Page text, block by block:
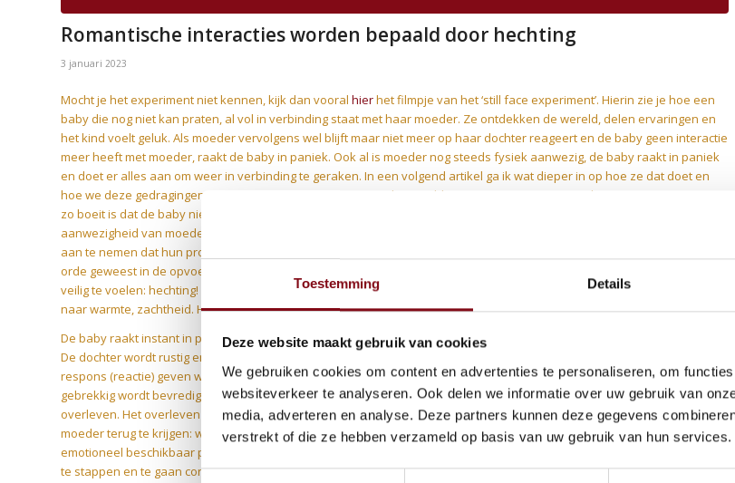
Toestemming Details
Deze website maakt gebruik van cookies
We gebruiken cookies om content en advertenties te personaliseren, om
websiteverkeer te analyseren. Ook delen we informatie over uw gebruik van
media, adverteren en analyse. Deze partners kunnen deze gegevens
verstrekt of die ze hebben verzameld op basis van uw gebruik van hun services.
Romantische interacties worden bepaald door hechting
3 januari 2023
Mocht je het experiment niet kennen, kijk dan vooral hierhet filmpje van het ‘still face experiment’. Hierin zie je hoe een
baby die nog niet kan praten, al vol in verbinding staat met haar moeder. Ze ontdekken de wereld, delen ervaringen en
het kind voelt geluk. Als moeder vervolgens wel blijft maar niet meer op haar dochter reageert en de baby geen interactie
meer heeft met moeder, raakt de baby in paniek. Ook al is moeder nog steeds fysiek aanwezig, de baby raakt in paniek
en doet er alles aan om weer in verbinding te geraken. In een volgend artikel ga ik wat dieper in op hoe ze dat doet en
hoe we deze gedragingen terugzien in volwassen partnerrelatieproblemen. Nu even terug naar het experiment. Wat mij
zo boeit is dat de baby niet gerustgesteld is door de aanwezigheid van moeder, zelfs panikeert ondanks de
aanwezigheid van moeder. Zoveel cliënten vertellen mij dat zij een fijne jeugd hebben gehad en er dus geen reden is om
aan te nemen dat hun problemen komen door hun opvoeding. De aanwezigheid en basisverzorging is meestal wel in
orde geweest in de opvoeding. Echter, we hebben meer nodig dan alleen de bevrediging van basisbehoeften om ons
veilig te voelen: hechting! In het experiment van Harlow, die met de Rheus apen, werd duidelijk dat apen op zoek gaan
naar warmte, zachtheid. Hechting gaat over warmte, zachtheid en niet over fysieke aanwezigheid of verzorging.
De baby raakt instant in paniek als mama niet reageert, ondanks dat mama op geen meter afstand van haar dochter is.
De dochter wordt rustig en vrolijk als moeder het contact aangaat, reageert op de baby. Dit gaat over responsiviteit, een
respons (reactie) geven waardoor de baby voelt dat het samen is, in relatie is. Als deze behoefte in de kindertijd
gebrekkig wordt bevredigd, raken we angstig en gaan we op zoek naar manieren om deze onveiligheid van alleen zijn te
overleven. Het overleven ziet er grofweg hetzelfde uit als hoe de baby zich gedraagt in het filmpje om de connectie met
moeder terug te krijgen: we zwaaien, schreeuwen, maken grapjes, draaien ons weg, worden boos, huilen etc. Als er een
emotioneel beschikbaar persoon in ons leven komt dat met ons wil hechten, worden we uitgenodigd om uit de overleving
te stappen en te gaan connecten. Als we dat nog durven, als we erop vertrouwen dat het dit keer wel veilig is. Zo niet,